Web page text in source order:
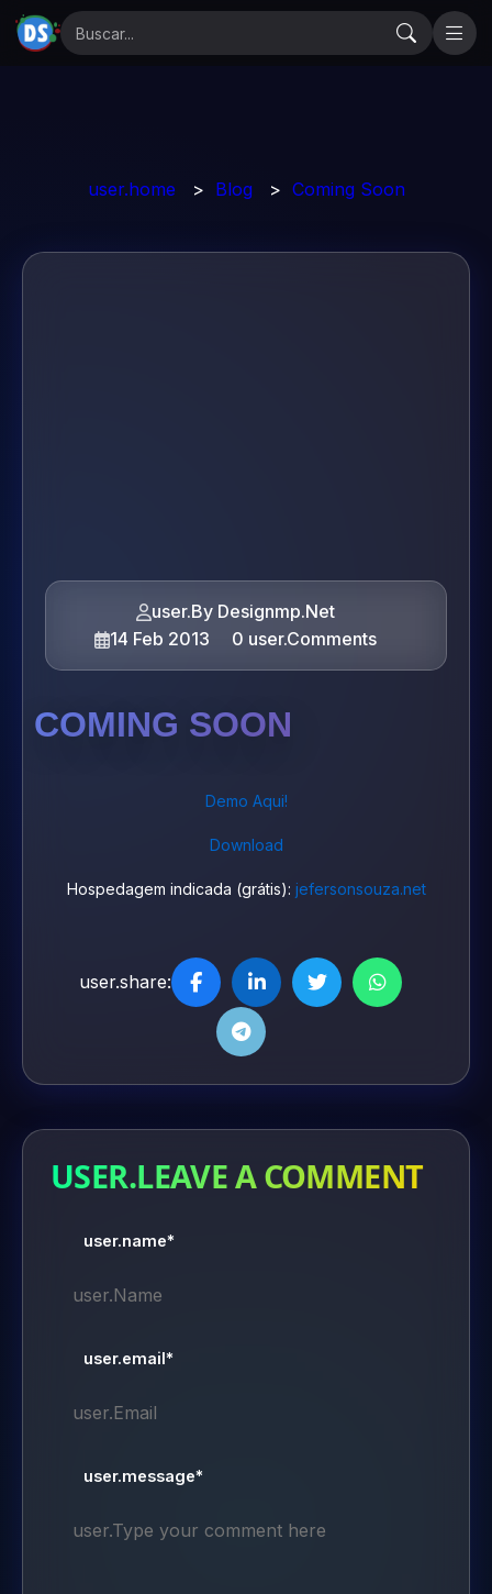
user.home > Blog > Coming Soon
user.By Designmp.Net
14 Feb 2013
0 user.Comments
COMING SOON
Demo Aqui!
Download
Hospedagem indicada (grátis): jefersonsouza.net
user.share:
USER.LEAVE A COMMENT
user.name*
user.email*
user.message*